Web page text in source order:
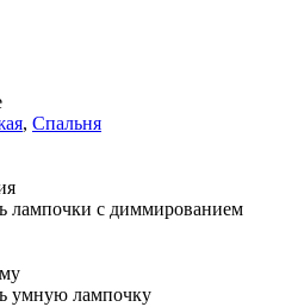
, Спальня
лампочки с диммированием
умную лампочку